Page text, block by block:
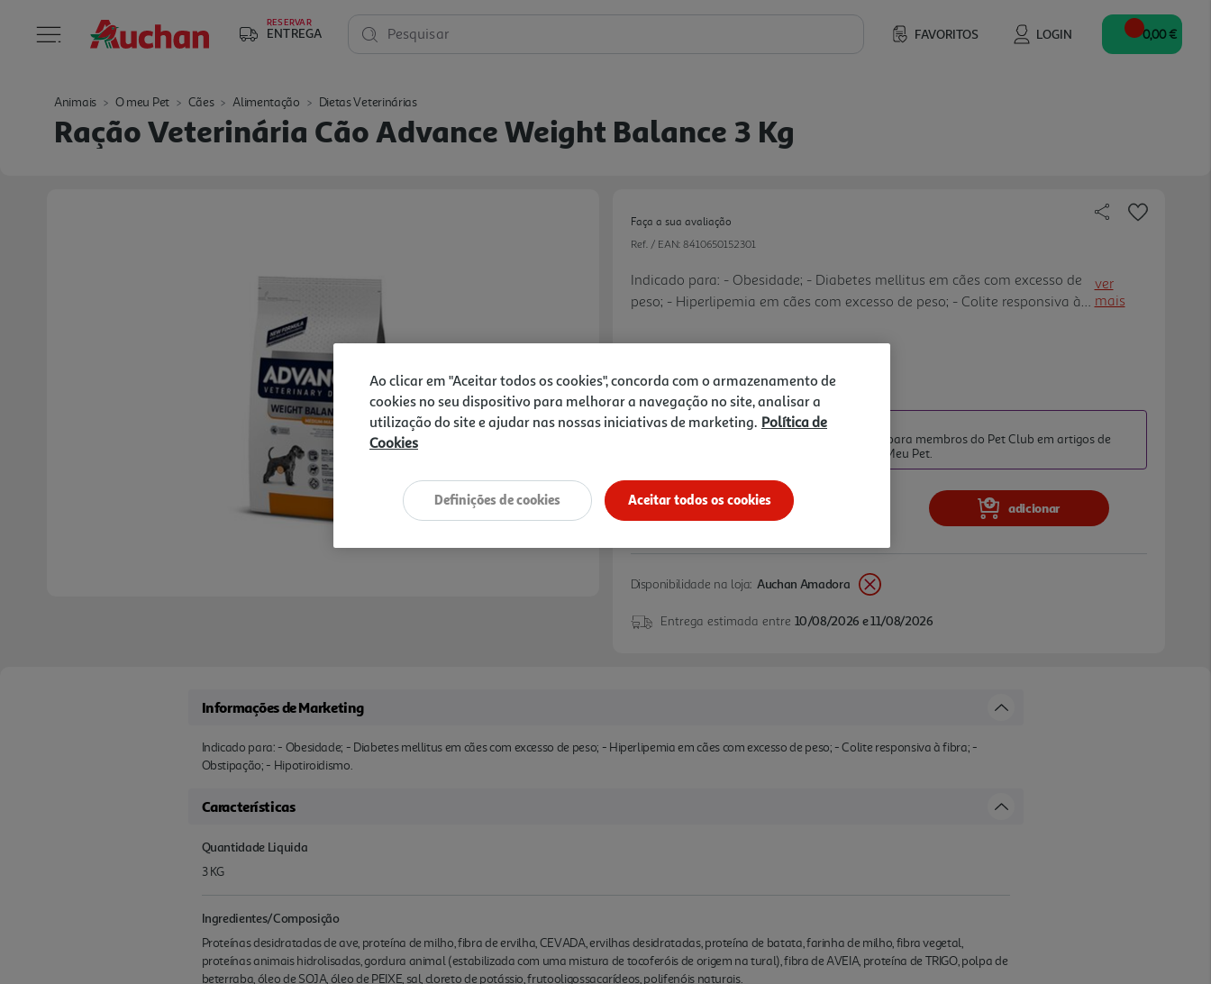
RESERVAR
ENTREGA FAVORITOS LOGIN
Pesquisar 0,00 €
Animais O meu Pet Cães Alimentação Dietas Veterinárias
Ração Veterinária Cão Advance Weight Balance 3 Kg
Faça a sua avaliação
Ref. / EAN: 8410650152301
Indicado para: - Obesidade; - Diabetes mellitus em cães com excesso de
peso; - Hiperlipemia em cães com excesso de peso; - Colite responsiva à
ver
mais
29,60 €
+10% DESC. IMEDIATO PET CLUB
10% de desconto imediato exclusivo para membros do Pet Club em artigos de
marcas especialistas da categoria O Meu Pet.
adicionar
Disponibilidade na loja: Auchan Amadora
Entrega estimada entre 10/08/2026 e 11/08/2026
Informações de Marketing
Indicado para: - Obesidade; - Diabetes mellitus em cães com excesso de peso; - Hiperlipemia em cães com excesso de peso; - Colite responsiva à fibra; -
Obstipação; - Hipotiroidismo.
Características
Quantidade Liquida
3 KG
Ingredientes/Composição
Proteínas desidratadas de ave, proteína de milho, fibra de ervilha, CEVADA, ervilhas desidratadas, proteína de batata, farinha de milho, fibra vegetal,
proteínas animais hidrolisadas, gordura animal (estabilizada com uma mistura de tocoferóis de origem na tural), fibra de AVEIA, proteína de TRIGO, polpa de
beterraba, óleo de SOJA, óleo de PEIXE, sal, cloreto de potássio, frutooligossacarídeos, polifenóis naturais.
Ao clicar em "Aceitar todos os cookies", concorda com o armazenamento de
cookies no seu dispositivo para melhorar a navegação no site, analisar a
utilização do site e ajudar nas nossas iniciativas de marketing. Política de
Cookies
Aceitar todos os cookies
Definições de cookies